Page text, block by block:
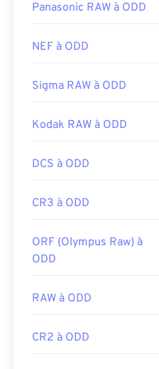
Panasonic RAW à ODD
NEF à ODD
Sigma RAW à ODD
Kodak RAW à ODD
DCS à ODD
CR3 à ODD
ORF (Olympus Raw) à
ODD
RAW à ODD
CR2 à ODD